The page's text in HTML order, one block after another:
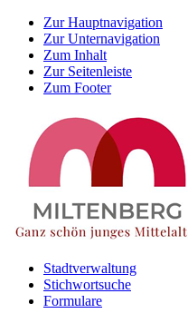
Zur Hauptnavigation
Zur Unternavigation
Zum Inhalt
Zur Seitenleiste
Zum Footer
Stadtverwaltung
Stichwortsuche
Formulare